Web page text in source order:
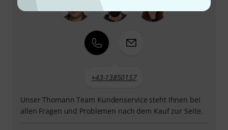
+43-13850157
Unser Thomann Team Kundenservice steht Ihnen bei
allen Fragen und Problemen nach dem Kauf zur Seite.